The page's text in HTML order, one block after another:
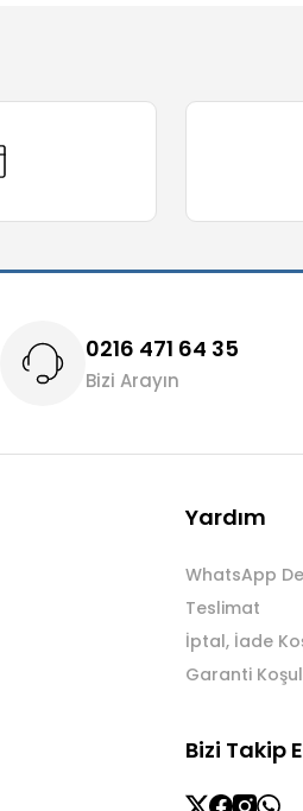
Gönder
0216 471 64 35
Bizi Arayın
Yardım
WhatsApp
Teslimat
İptal, İade
Garanti
Bizi Takip